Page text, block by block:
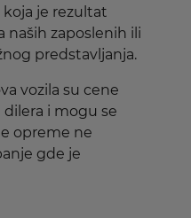
je rezultat
naših zaposlenih ili
predstavljanja.
vozila su cene
i mogu se
opreme ne
gde je